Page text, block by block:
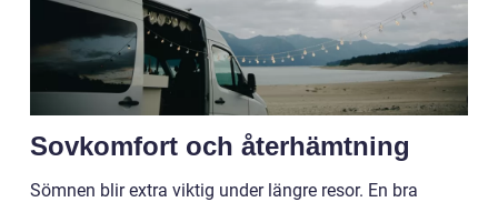
Sovkomfort och återhämtning
Sömnen blir extra viktig under längre resor. En bra